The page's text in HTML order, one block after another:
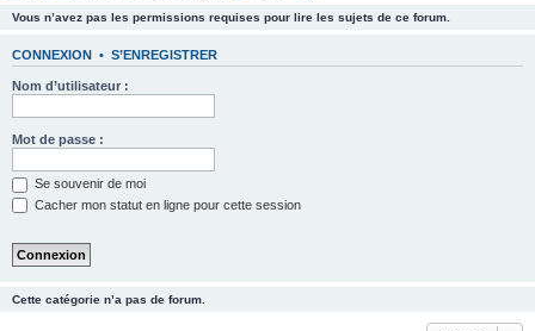
e
Vous n’avez pas les permissions requises pour lire les sujets de ce forum.
CONNEXION • S’ENREGISTRER
Nom d’utilisateur :
Mot de passe :
Se souvenir de moi
Cacher mon statut en ligne pour cette session
Cette catégorie n’a pas de forum.